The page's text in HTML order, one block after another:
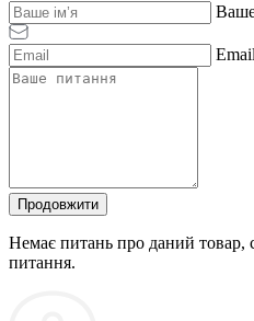
Ваше
Email
Продовжити
Немає питань про даний товар,
питання.